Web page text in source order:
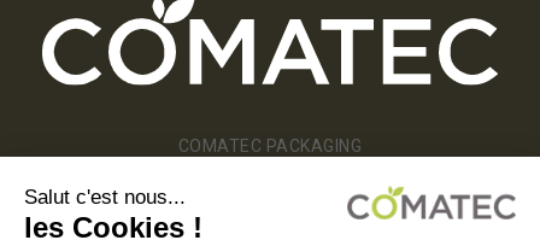
COMATEC PACKAGING
11000 Carcassonne, FRANCE